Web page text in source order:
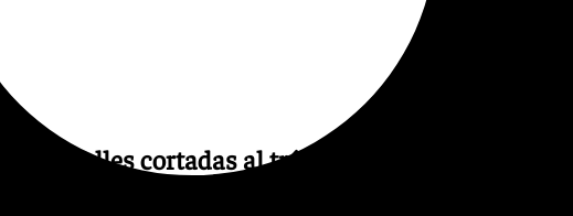
calles cortadas al tráfico por aviso